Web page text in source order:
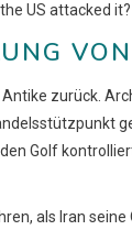
US attacked
zurück.
Golf
als Iran